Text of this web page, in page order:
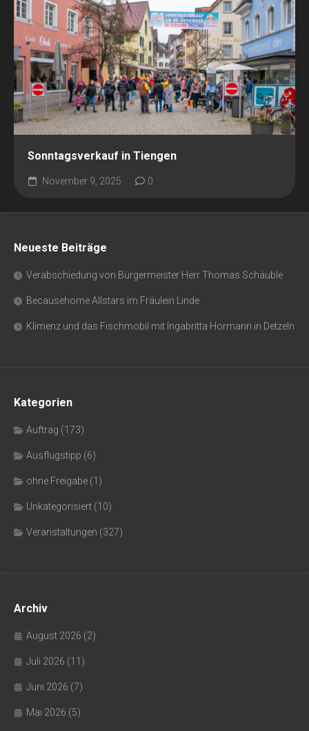
Sonntagsverkauf in Tiengen
November 9, 2025 0
Neueste Beiträge
Verabschiedung von Bürgermeister Herr Thomas Schäuble
Becausehome Allstars im Fräulein Linde
Klimenz und das Fischmobil mit Ingabritta Hormann in Detzeln
Kategorien
Auftrag (173)
Ausflugstipp (6)
ohne Freigabe (1)
Unkategorisiert (10)
Veranstaltungen (327)
Archiv
August 2026 (2)
Juli 2026 (11)
Juni 2026 (7)
Mai 2026 (5)